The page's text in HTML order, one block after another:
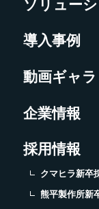
ソリュー
導入事例
動画ギャ
企業情報
採用情報
クマヒラ新卒
熊平製作所新